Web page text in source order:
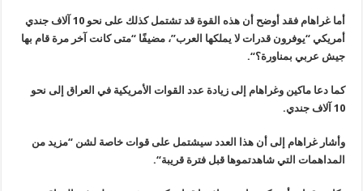
أما غراهام فقد أوضح أن هذه القوة قد تشتمل كذلك على نحو 10 آلاف جندي
أمريكي“يوفرون قدرات لا يملكها العرب”، مضيفًا “متى كانت آخر مرة قام بها
جيش عربي بمناورة؟“.
كما دعا ماكين وغراهام إلى زيادة عدد القوات الأمريكية في العراق إلى نحو
10 آلاف جندي
.
وأشار غراهام إلى أن هذا العدد سيشتمل على قوات خاصة لشن “مزيد من
المداهمات التي شاهدتموها قبل فترة قريبة“.